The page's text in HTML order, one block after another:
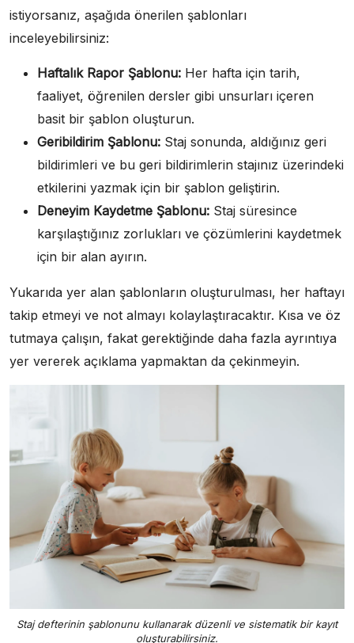
istiyorsanız, aşağıda önerilen şablonları
inceleyebilirsiniz:
Haftalık Rapor Şablonu: Her hafta için tarih,
faaliyet, öğrenilen dersler gibi unsurları içeren
basit bir şablon oluşturun.
Geribildirim Şablonu: Staj sonunda, aldığınız geri
bildirimleri ve bu geri bildirimlerin stajınız üzerindeki
etkilerini yazmak için bir şablon geliştirin.
Deneyim Kaydetme Şablonu: Staj süresince
karşılaştığınız zorlukları ve çözümlerini kaydetmek
için bir alan ayırın.
Yukarıda yer alan şablonların oluşturulması, her haftayı
takip etmeyi ve not almayı kolaylaştıracaktır. Kısa ve öz
tutmaya çalışın, fakat gerektiğinde daha fazla ayrıntıya
yer vererek açıklama yapmaktan da çekinmeyin.
Staj defterinin şablonunu kullanarak düzenli ve sistematik bir kayıt
oluşturabilirsiniz.